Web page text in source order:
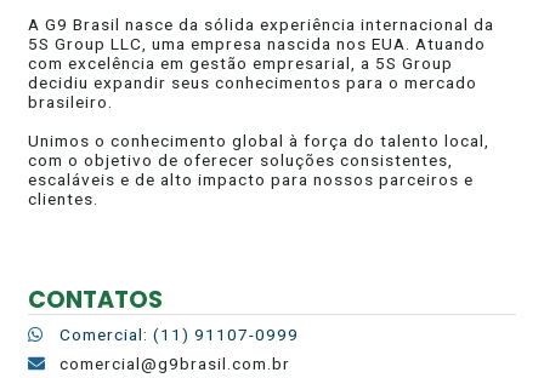
A G9 Brasil nasce da sólida experiência internacional da
5S Group LLC, uma empresa nascida nos EUA. Atuando
com excelência em gestão empresarial, a 5S Group
decidiu expandir seus conhecimentos para o mercado
brasileiro.
Unimos o conhecimento global à força do talento local,
com o objetivo de oferecer soluções consistentes,
escaláveis e de alto impacto para nossos parceiros e
clientes.
CONTATOS
Comercial: (11) 91107-0999
comercial@g9brasil.com.br